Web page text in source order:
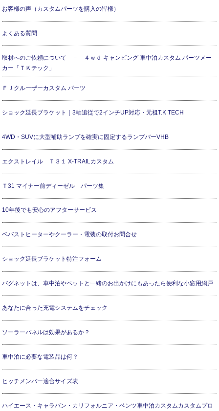
お客様の声（カスタムパーツを購入の皆様）
よくある質問
取材へのご依頼について － ４ｗｄ キャンピング 車中泊カスタム パーツメー
カー「ＴＫテック」
ＦＪクルーザーカスタム パーツ
ショック延長ブラケット｜3軸追従で2インチUP対応・元祖T.K TECH
4WD・SUVに大型補助ランプを確実に固定するランプバーVHB
エクストレイル Ｔ３１ X-TRAILカスタム
Ｔ31 マイナー前ディーゼル パーツ集
10年後でも安心のアフターサービス
ベバストヒーターやクーラー・電装の取付お問合せ
ショック延長ブラケット特注フォーム
バグネットは、車中泊やペットと一緒のお出かけにもあったら便利な小窓用網戸
あなたに合った充電システムをチェック
ソーラーパネルは効果があるか？
車中泊に必要な電装品は何？
ヒッチメンバー適合サイズ表
ハイエース・キャラバン・カリフォルニア・ベンツ車中泊カスタムカスタムプロ